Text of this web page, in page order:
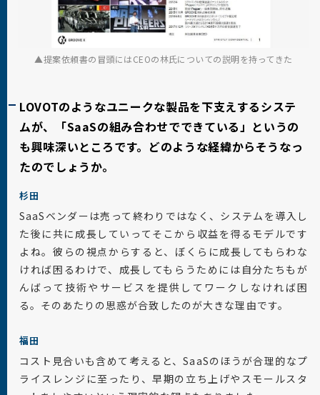
提案依頼書の冒頭にはCEOの林氏についての説明を持ってきた
LOVOTのようなユニークな製品を下支えするシステ
ムが、「SaaSの組み合わせでできている」というの
も興味深いところです。どのような経緯からそうなっ
たのでしょうか。
杉田
SaaSベンダーは売って終わりではなく、システムを導入し
た後に共に成長していってそこから収益を得るモデルです
よね。彼らの視点からすると、ぼくらに成長してもらわな
ければ困るわけで、成長してもらうためには自分たちもが
んばって技術やサービスを提供してワークしなければ困
る。そのあたりの思惑が合致したのが大きな理由です。
福田
コスト見合いも含めて考えると、SaaSのほうが合理的なプ
ライスレンジに至ったり、早期の立ち上げやスモールスタ